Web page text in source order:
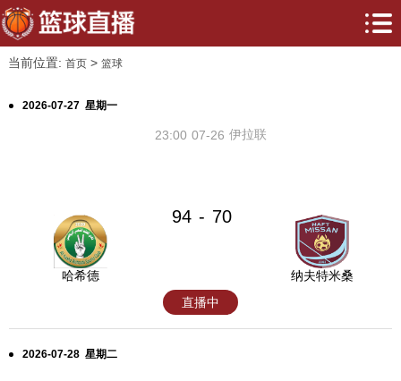
当前位置: 首页> 篮球
2026-07-27 星期一
07-26
23:00 伊拉联
哈希德
94 - 70
纳夫特米桑
直播中
2026-07-28 星期二